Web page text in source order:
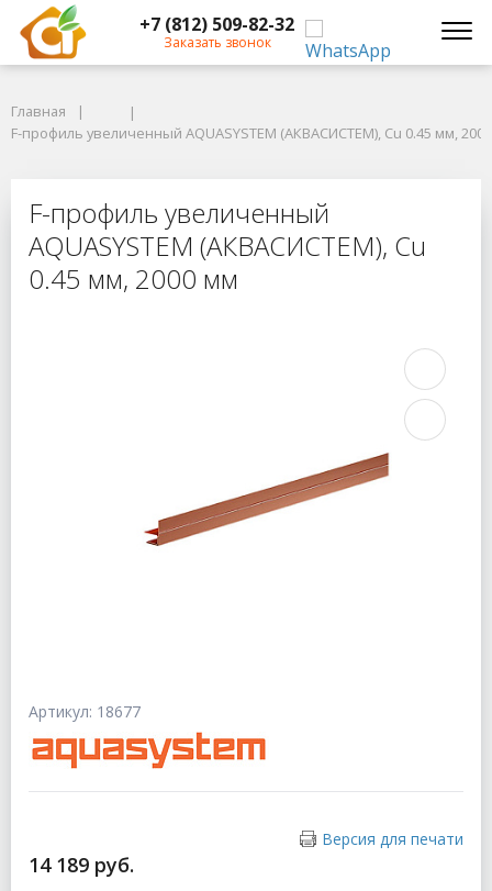
+7 (812) 509-82-32
Заказать звонок
F-профиль увеличенный AQUASYSTEM (АКВАСИСТЕМ), Cu 0.45 мм, 2000
F-профиль увеличенный
Главная
F-профиль увеличенный AQUASYSTEM (АКВАСИСТЕМ), Cu 0.45 мм,
F-профиль увеличенный
AQUASYSTEM (АКВАСИСТЕМ), Cu
0.45 мм, 2000 мм
Артикул: 18677
Версия для печати
14 189 руб.